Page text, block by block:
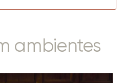
ambientes